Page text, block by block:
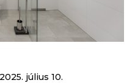
2025. július 10.